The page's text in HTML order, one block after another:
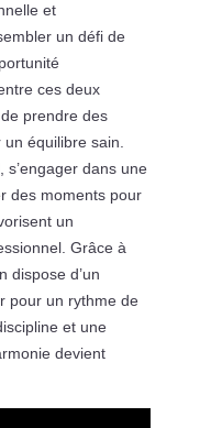
et
un défi de
ces deux
prendre des
équilibre sain.
dans une
des moments pour
un
Grâce à
dispose d’un
pour un rythme de
et une
devient